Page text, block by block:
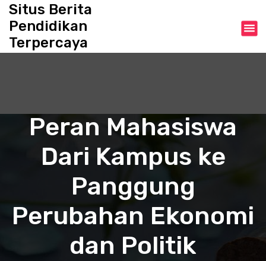
Situs Berita
Pendidikan
Terpercaya
Peran Mahasiswa
Dari Kampus ke
Panggung
Perubahan Ekonomi
dan Politik